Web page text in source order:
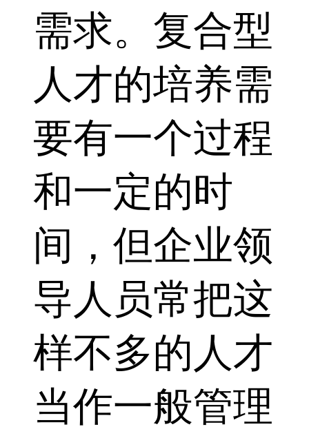
需求。复合型
人才的培养需
要有一个过程
和一定的时
间，但企业领
导人员常把这
样不多的人才
当作一般管理